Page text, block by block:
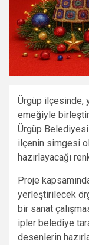
Ürgüp ilçesinde,
emeğiyle
Ürgüp
ilçenin simgesi
hazırlayacağı
Proje
yerleştirilecek
bir sanat
ipler belediye
desenlerin